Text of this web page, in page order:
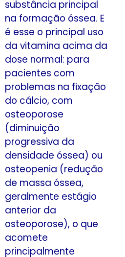
substância principal
na formação óssea. E
é esse o principal uso
da vitamina acima da
dose normal: para
pacientes com
problemas na fixação
do cálcio, com
osteoporose
(diminuição
progressiva da
densidade óssea) ou
osteopenia (redução
de massa óssea,
geralmente estágio
anterior da
osteoporose), o que
acomete
principalmente